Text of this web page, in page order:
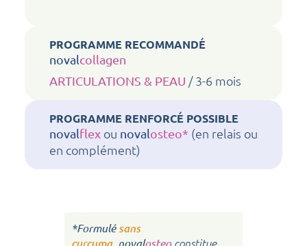
PROGRAMME RECOMMANDÉ
novalcollagen
ARTICULATIONS & PEAU / 3-6 mois
PROGRAMME RENFORCÉ POSSIBLE
novalflex ou novalosteo* (en relais ou
en complément)
*Formulé sans
curcuma, novalosteo constitue